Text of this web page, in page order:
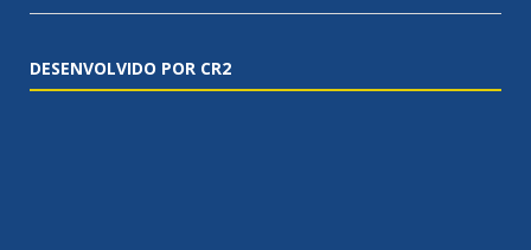
DESENVOLVIDO POR CR2